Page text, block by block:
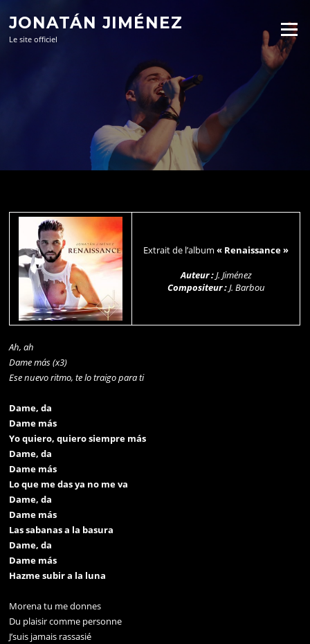
contenu
JONATÁN JIMÉNEZ
Le site officiel
Menu
Extrait de l’album« Renaissance »
Auteur :J. Jiménez
Compositeur :J. Barbou
Ah, ah
Dame más (x3)
Ese nuevo ritmo, te lo traigo para ti
Dame, da
Dame más
Yo quiero, quiero siempre más
Dame, da
Dame más
Lo que me das ya no me va
Dame, da
Dame más
Las sabanas a la basura
Dame, da
Dame más
Hazme subir a la luna
Morena tu me donnes
Du plaisir comme personne
J’suis jamais rassasié